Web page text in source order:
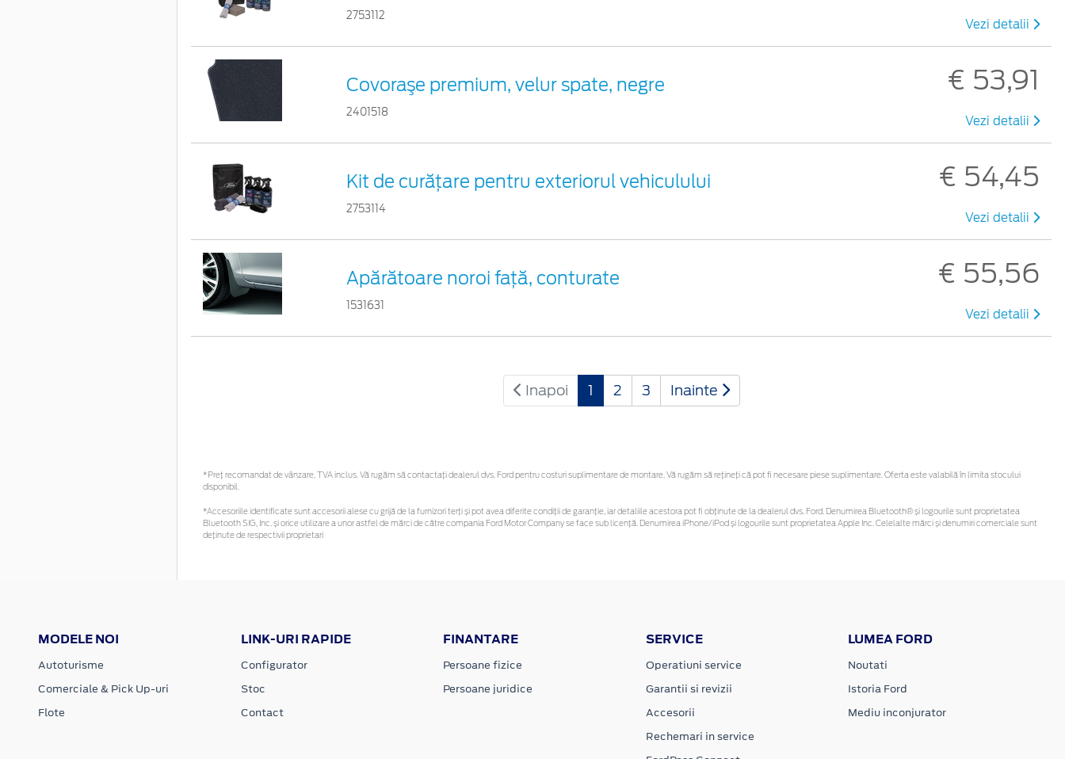
2753112
Vezi detalii
Covoraşe premium, velur spate, negre
2401518
€ 53,91
Vezi detalii
Kit de curățare pentru exteriorul vehiculului
2753114
€ 54,45
Vezi detalii
Apărătoare noroi faţă, conturate
1531631
€ 55,56
Vezi detalii
Inapoi 1 2 3 Inainte
*Preţ recomandat de vânzare, TVA inclus. Vă rugăm să contactaţi dealerul dvs. Ford pentru costuri suplimentare de montare. Vă rugăm să rețineți că pot fi necesare piese suplimentare. Oferta este valabilă în limita stocului
disponibil.
*Accesoriile identificate sunt accesorii alese cu grijă de la furnizori terți și pot avea diferite condiții de garanție, iar detaliile acestora pot fi obținute de la dealerul dvs. Ford. Denumirea Bluetooth® și logourile sunt proprietatea
Bluetooth SIG, Inc. și orice utilizare a unor astfel de mărci de către compania Ford Motor Company se face sub licență. Denumirea iPhone/iPod și logourile sunt proprietatea Apple Inc. Celelalte mărci și denumiri comerciale sunt
deținute de respectivii proprietari
MODELE NOI
Autoturisme
Comerciale & Pick Up-uri
Flote
LINK-URI RAPIDE
Configurator
Stoc
Contact
FINANTARE
Persoane fizice
Persoane juridice
SERVICE
Operatiuni service
Garantii si revizii
Accesorii
Rechemari in service
LUMEA FORD
Noutati
Istoria Ford
Mediu inconjurator